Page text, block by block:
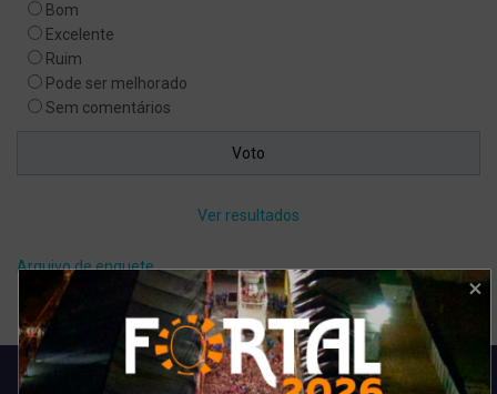
Bom
Excelente
Ruim
Pode ser melhorado
Sem comentários
Ver resultados
Arquivo de enquete